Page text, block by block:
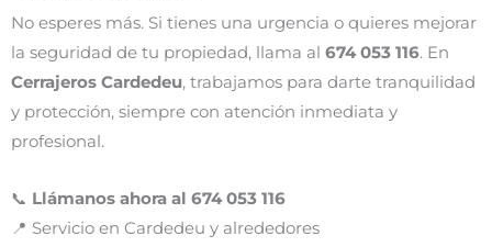
No esperes más. Si tienes una urgencia o quieres mejorar
la seguridad de tu propiedad, llama al 674 053 116. En
Cerrajeros Cardedeu, trabajamos para darte tranquilidad
y protección, siempre con atención inmediata y
profesional.
📞 Llámanos ahora al 674 053 116
📍 Servicio en Cardedeu y alrededores